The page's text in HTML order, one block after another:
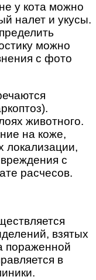
у кота можно
налет и укусы.
можно
с фото
животного.
на коже,
локализации,
с
расчесов.
взятых
пораженной
в